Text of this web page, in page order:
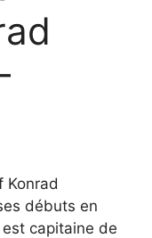
Konrad
débuts en
capitaine de